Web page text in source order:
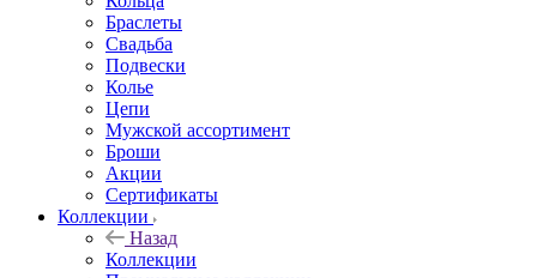
Браслеты
Свадьба
Подвески
Колье
Цепи
Мужской ассортимент
Броши
Акции
Сертификаты
Коллекции
Назад
Коллекции